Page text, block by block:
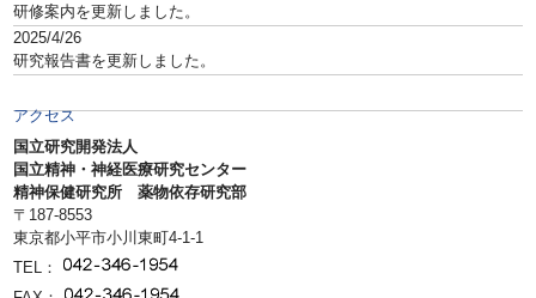
研修案内を更新しました。
2025/4/26
研究報告書を更新しました。
アクセス
国立研究開発法人
国立精神・神経医療研究センター
精神保健研究所 薬物依存研究部
〒187-8553
東京都小平市小川東町4-1-1
TEL：